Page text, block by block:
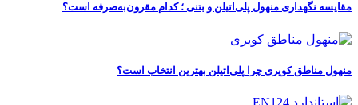
مقایسه نگهداری منهول پلی‌اتیلن و بتنی ؛ کدام مقرون‌به‌صرفه است؟
منهول مناطق کویری چرا پلی‌اتیلن بهترین انتخاب است؟